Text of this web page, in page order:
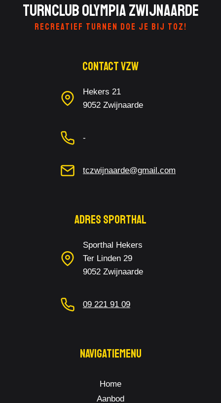
Turnclub Olympia Zwijnaarde
RECREATIEF TURNEN DOE JE BIJ TOZ!
Contact Vzw
Hekers 21
9052 Zwijnaarde
-
tczwijnaarde@gmail.com
Adres Sporthal
Sporthal Hekers
Ter Linden 29
9052 Zwijnaarde
09 221 91 09
Navigatiemenu
Home
Aanbod